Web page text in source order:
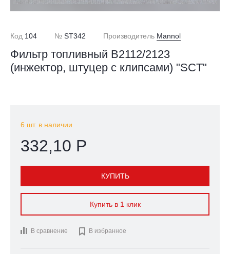
Код 104 № ST342 Производитель Mannol
Фильтр топливный В2112/2123
(инжектор, штуцер с клипсами) "SCT"
6 шт. в наличии
332,10 Р
КУПИТЬ
Купить в 1 клик
В сравнение  В избранное